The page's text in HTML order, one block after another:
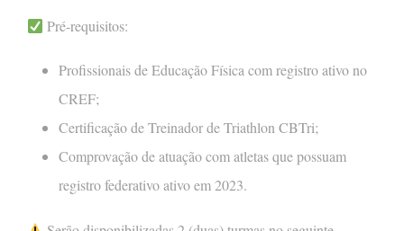
Pré-requisitos:
Profissionais de Educação Física com registro ativo no
CREF;
Certificação de Treinador de Triathlon CBTri;
Comprovação de atuação com atletas que possuam
registro federativo ativo em 2023.